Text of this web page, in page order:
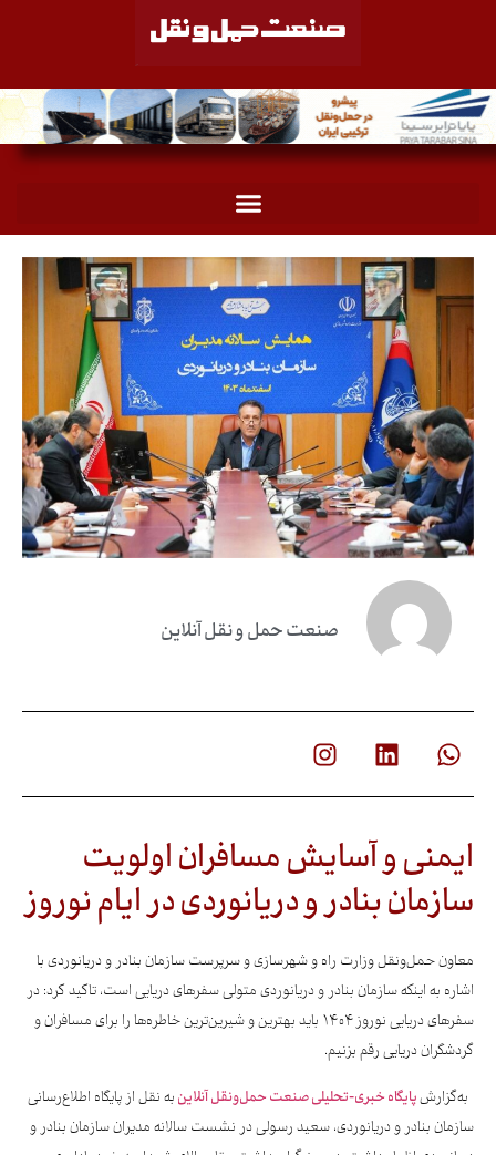
صنعت حمل و نقل آنلاین
ایمنی و آسایش‌ مسافران اولویت
سازمان بنادر و دریانوردی در ایام نوروز
معاون حمل‌ونقل وزارت راه و شهرسازی و سرپرست سازمان بنادر و دریانوردی با
اشاره به اینکه سازمان بنادر و دریانوردی متولی سفرهای دریایی است، تاکید کرد: در
سفرهای دریایی نوروز ۱۴۰۴ باید بهترین و شیرین‌ترین خاطره‌ها را برای مسافران و
گردشگران دریایی رقم بزنیم.
به‌گزارشپایگاه خبری-تحلیلی صنعت حمل‌و‌نقل آنلاین به نقل از پایگاه اطلاع‌رسانی
سازمان بنادر و دریانوردی، سعید رسولی در نشست سالانه مدیران سازمان بنادر و